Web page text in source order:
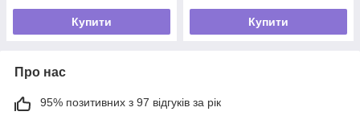
Купити Купити
Про нас
95% позитивних з 97 відгуків за рік